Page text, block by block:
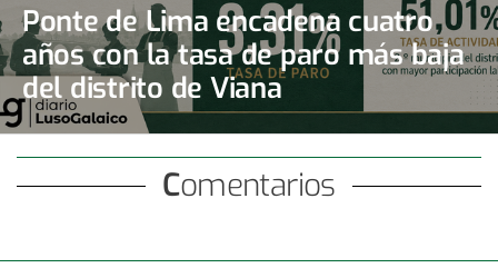
Ponte de Lima encadena cuatro
años con la tasa de paro más baja
del distrito de Viana
Comentarios